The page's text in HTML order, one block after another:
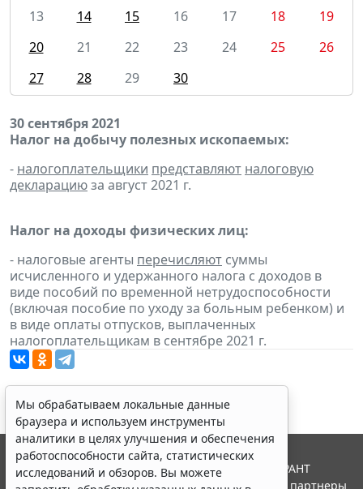
13
14 15 16 17 18
19
20
21 22 23 24 25
26
27
28 29 30
30 сентября 2021
Налог на добычу полезных ископаемых:
- налогоплательщики представляют налоговую
декларациюза август 2021 г.
Налог на доходы физических лиц:
- налоговые агенты перечисляют суммы
исчисленного и удержанного налога с доходов в
виде пособий по временной нетрудоспособности
(включая пособие по уходу за больным ребенком) и
в виде оплаты отпусков, выплаченных
налогоплательщикам в сентябре 2021 г.
Мы обрабатываем локальные данные
браузера и используем инструменты
аналитики в целях улучшения и обеспечения
работоспособности сайта, статистических
исследований и обзоров. Вы можете
© ООО "НПП "ГАРАНТ-СЕРВИС", 2026. Система ГАРАНТ
выпускается с 1990 года. Компания "Гарант" и ее партнеры